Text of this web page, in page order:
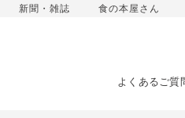
新聞・雑誌 食の本屋さん
よくあるご質